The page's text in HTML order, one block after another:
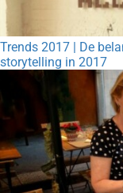
Trends 2017 | De
storytelling in 2017